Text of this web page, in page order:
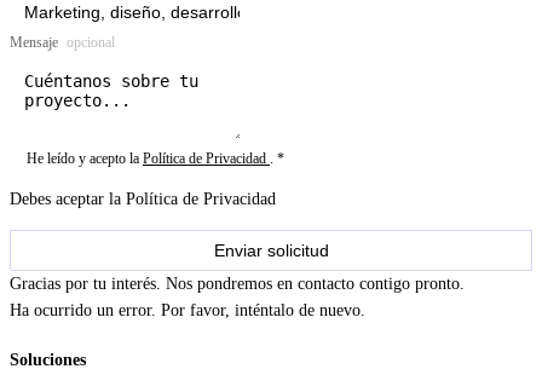
Mensaje opcional
He leído y acepto la Política de Privacidad . *
Debes aceptar la Política de Privacidad
Enviar solicitud
Gracias por tu interés. Nos pondremos en contacto contigo pronto.
Ha ocurrido un error. Por favor, inténtalo de nuevo.
Soluciones